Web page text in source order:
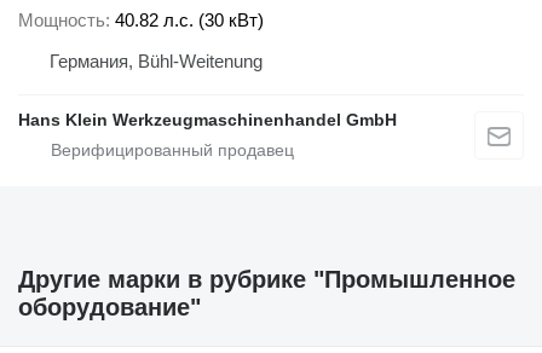
Мощность 40.82 л.с. (30 кВт)
Германия, Bühl-Weitenung
Hans Klein Werkzeugmaschinenhandel GmbH
Другие марки в рубрике "Промышленное
оборудование"